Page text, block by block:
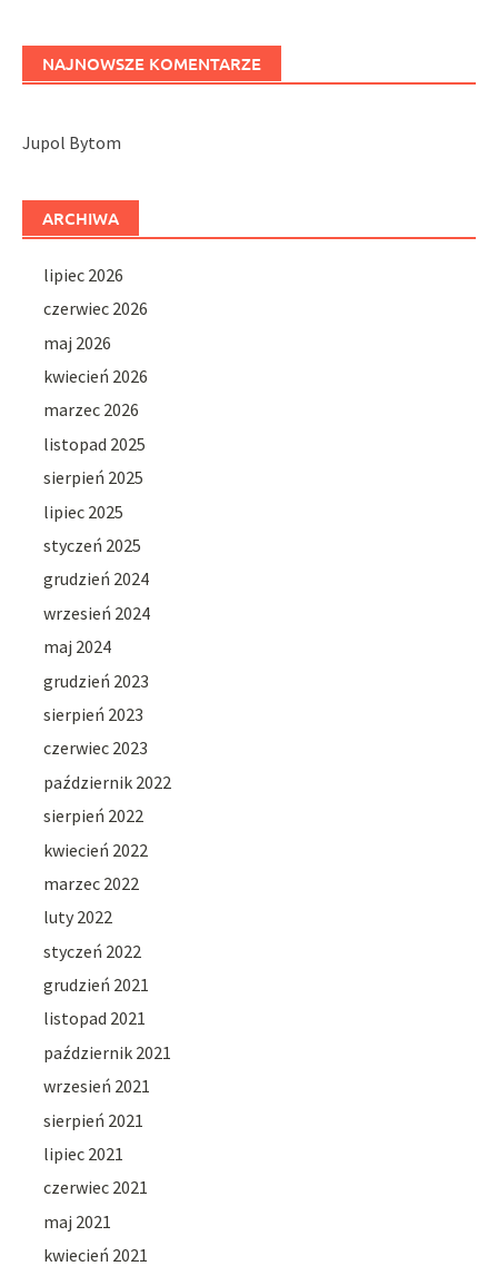
NAJNOWSZE KOMENTARZE
Jupol Bytom
ARCHIWA
lipiec 2026
czerwiec 2026
maj 2026
kwiecień 2026
marzec 2026
listopad 2025
sierpień 2025
lipiec 2025
styczeń 2025
grudzień 2024
wrzesień 2024
maj 2024
grudzień 2023
sierpień 2023
czerwiec 2023
październik 2022
sierpień 2022
kwiecień 2022
marzec 2022
luty 2022
styczeń 2022
grudzień 2021
listopad 2021
październik 2021
wrzesień 2021
sierpień 2021
lipiec 2021
czerwiec 2021
maj 2021
kwiecień 2021